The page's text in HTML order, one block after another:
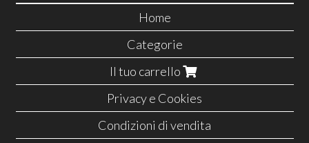
Home
Categorie
Il tuo carrello
Privacy e Cookies
Condizioni di vendita